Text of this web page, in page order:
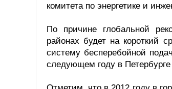
комитета по энергетике и
По причине глобальной
районах будет на короткий
систему бесперебойной
следующем году в Петербурге